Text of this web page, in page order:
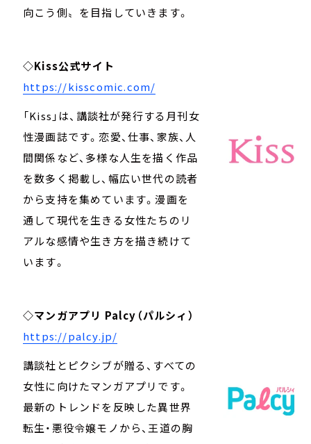
向こう側〟を目指していきます。
◇Kiss公式サイト
https://kisscomic.com/
「Kiss」は、講談社が発行する月刊女
性漫画誌です。恋愛、仕事、家族、人
間関係など、多様な人生を描く作品
を数多く掲載し、幅広い世代の読者
から支持を集めています。漫画を
通して現代を生きる女性たちのリ
アルな感情や生き方を描き続けて
います。
◇マンガアプリ Palcy（パルシィ）
https://palcy.jp/
講談社とピクシブが贈る、すべての
女性に向けたマンガアプリです。
最新のトレンドを反映した異世界
転生・悪役令嬢モノから、王道の胸